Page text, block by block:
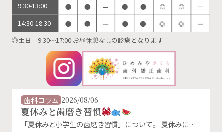
9:30-13:00
14:30-18:30
◎土日 9:30～17:00 お昼休憩なしの診療となります
歯科コラム 2026/08/06
夏休みと歯磨き習慣
「夏休みと小学生の歯磨き習慣」について。 夏休みに入